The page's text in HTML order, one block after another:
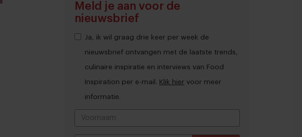
Meld je aan voor de
nieuwsbrief
Ja, ik wil graag drie keer per week de
nieuwsbrief ontvangen met de laatste trends,
culinaire inspiratie en interviews van Food
Inspiration per e-mail. Klik hier voor meer
informatie.